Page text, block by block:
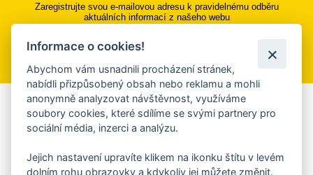
Zaregistrujte svou e-mailovou adresu k pravidelnému odběru
aktuálních informací z našeho webu
Přihlásit se k odběru
Aplikace Mobilní rozhlas
Chcete dostávat do svého mobilu či mailu upozornění na
ankety, pozvánky na kulturní a sportovní akce?
Informace o cookies!
Abychom vám usnadnili procházení stránek,
nabídli přizpůsobený obsah nebo reklamu a mohli
anonymně analyzovat návštěvnost, využíváme
soubory cookies, které sdílíme se svými partnery pro
sociální média, inzerci a analýzu.
Jejich nastavení upravíte klikem na ikonku štítu v levém
dolním rohu obrazovky a kdykoliv jej můžete změnit.